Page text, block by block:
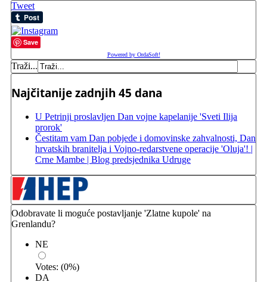
Tweet
Save
Powered by OrdaSoft!
Traži...
Najčitanije zadnjih 45 dana
U Petrinji proslavljen Dan vojne kapelanije 'Sveti Ilija
prorok'
Čestitam vam Dan pobjede i domovinske zahvalnosti, Dan
hrvatskih branitelja i Vojno-redarstvene operacije 'Oluja'! |
Crne Mambe | Blog predsjednika Udruge
Odobravate li moguće postavljanje 'Zlatne kupole' na
Grenlandu?
NE
Votes: (0%)
DA